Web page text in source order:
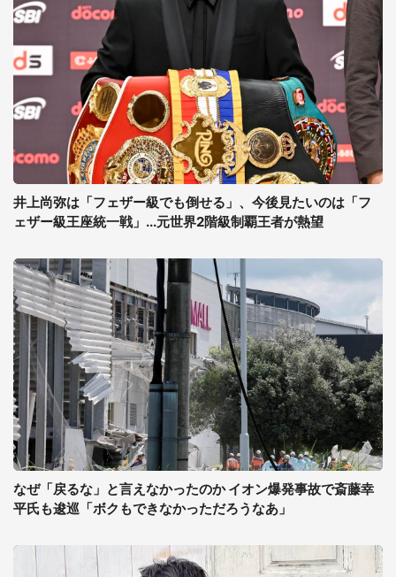
井上尚弥は「フェザー級でも倒せる」、今後見たいのは「フ
ェザー級王座統一戦」...元世界2階級制覇王者が熱望
なぜ「戻るな」と言えなかったのか イオン爆発事故で斎藤幸
平氏も逡巡「ボクもできなかっただろうなあ」